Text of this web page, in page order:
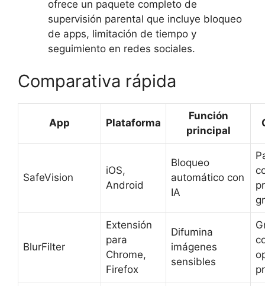
ofrece un paquete completo de
supervisión parental que incluye bloqueo
de apps, limitación de tiempo y
seguimiento en redes sociales.
Comparativa rápida
App Plataforma
Función
principal
SafeVision
iOS,
Android
Bloqueo
automático con
IA
BlurFilter
Extensión
para
Chrome,
Firefox
Difumina
imágenes
sensibles